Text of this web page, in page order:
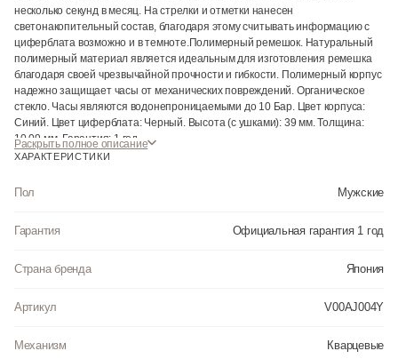
несколько секунд в месяц. На стрелки и отметки нанесен
светонакопительный состав, благодаря этому считывать информацию с
циферблата возможно и в темноте.Полимерный ремешок. Натуральный
полимерный материал является идеальным для изготовления ремешка
благодаря своей чрезвычайной прочности и гибкости. Полимерный корпус
надежно защищает часы от механических повреждений. Органическое
стекло. Часы являются водонепроницаемыми до 10 Бар. Цвет корпуса:
Синий. Цвет циферблата: Черный. Высота (с ушками): 39 мм. Толщина:
10.09 мм. Гарантия: 1 год.
Раскрыть полное описание
ХАРАКТЕРИСТИКИ
Пол Мужские
Гарантия Официальная гарантия 1 год
Страна бренда Япония
Артикул V00AJ004Y
Механизм Кварцевые